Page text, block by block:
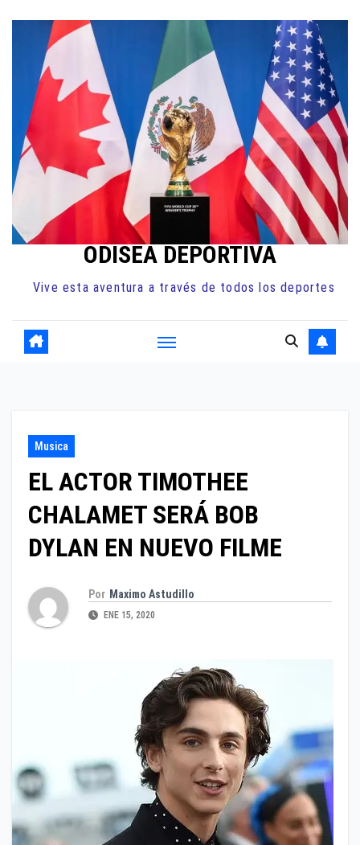
contenido
ODISEA DEPORTIVA
Vive esta aventura a través de todos los deportes
Musica
EL ACTOR TIMOTHEE
CHALAMET SERÁ BOB
DYLAN EN NUEVO FILME
Por Maximo Astudillo
ENE 15, 2020